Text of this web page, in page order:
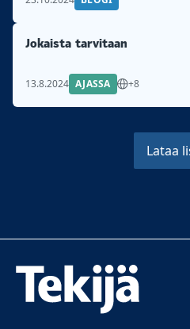
Jokaista tarvitaan
13.8.2024 AJASSA +8
Lataa